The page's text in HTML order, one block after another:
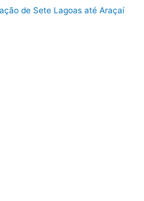
de Sete Lagoas até Araçaí